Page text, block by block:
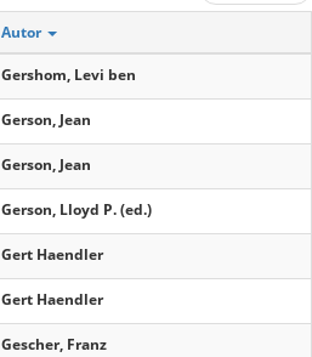
Autor
Gershom, Levi ben
Gerson, Jean
Gerson, Jean
Gerson, Lloyd P. (ed.)
Gert Haendler
Gert Haendler
Gescher, Franz